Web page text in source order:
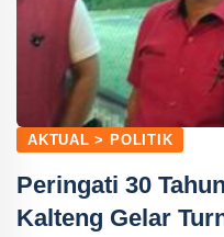
AKTUAL > POLITIK
Peringati 30
Kalteng Gelar